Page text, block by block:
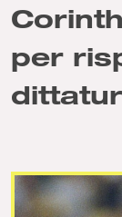
per